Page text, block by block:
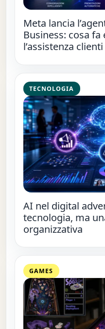
Meta lancia
Business: cosa
l’assistenza clienti
TECNOLOGIA
AI nel digital
tecnologia, ma
organizzativa
GAMES